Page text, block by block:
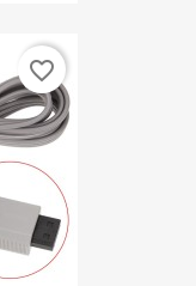
favorite_border